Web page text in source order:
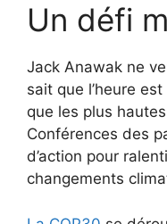
Un défi
Jack Anawak ne
sait que l’heure
que les plus
Conférences des
d’action pour
changements